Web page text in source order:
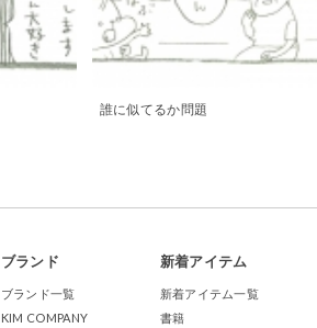
誰に似てるか問題
ブランド
ブランド一覧
KIM COMPANY
新着アイテム
新着アイテム一覧
書籍